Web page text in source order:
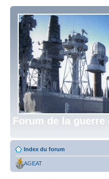
Forum de la guerre
Index du forum
AGEAT